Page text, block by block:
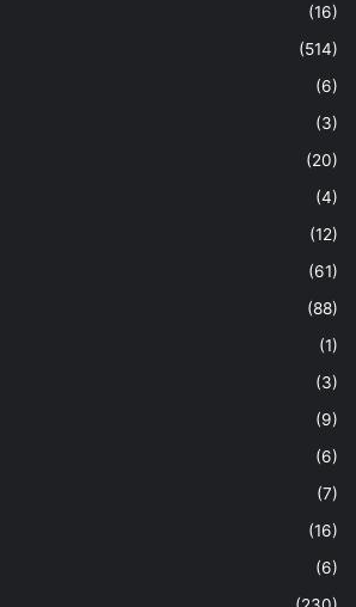
(16)
(514)
(6)
(3)
(20)
(4)
(12)
(61)
(88)
(1)
(3)
(9)
(6)
(7)
(16)
(6)